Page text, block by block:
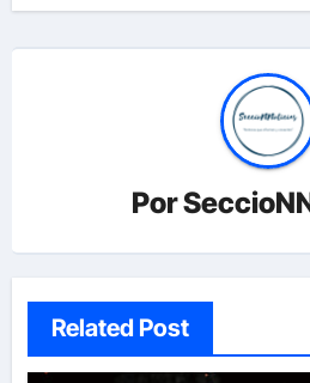
Por
Related Post